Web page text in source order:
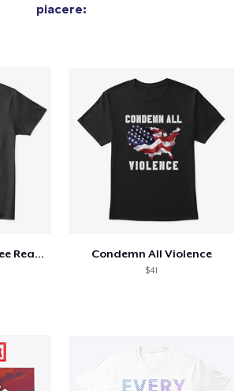
piacere:
Love God Drink Coffee Read Books Condemn All Violence
$41